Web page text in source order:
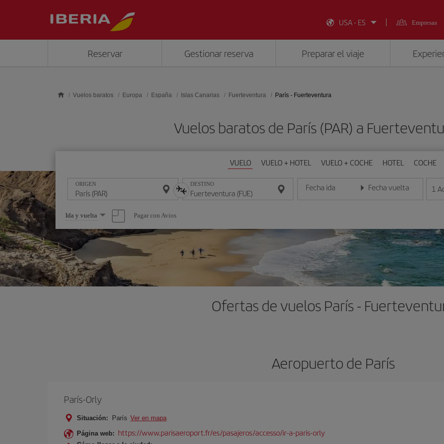
USA - ES
Empresas
Reservar Gestionar reserva Preparar el viaje
Vuelos baratos Europa España Islas Canarias Fuerteventura París - Fuerteventura
Vuelos baratos de París (PAR) a
VUELO VUELO + HOTEL VUELO + COCHE HOTEL COCHE
ORIGEN DESTINO Fecha ida
Introduce la fecha en formato día/mes/año
Fecha vuelta
Introduce la fecha en 1
Seleccione
una
opción
Ida y vuelta Pagar con Avios
Ofertas de vuelos París -
Aeropuerto de París
París-Orly
Situación: París Ver en mapa
Página web: https://www.parisaeroport.fr/es/pasajeros/accesso/ir-a-paris-orly